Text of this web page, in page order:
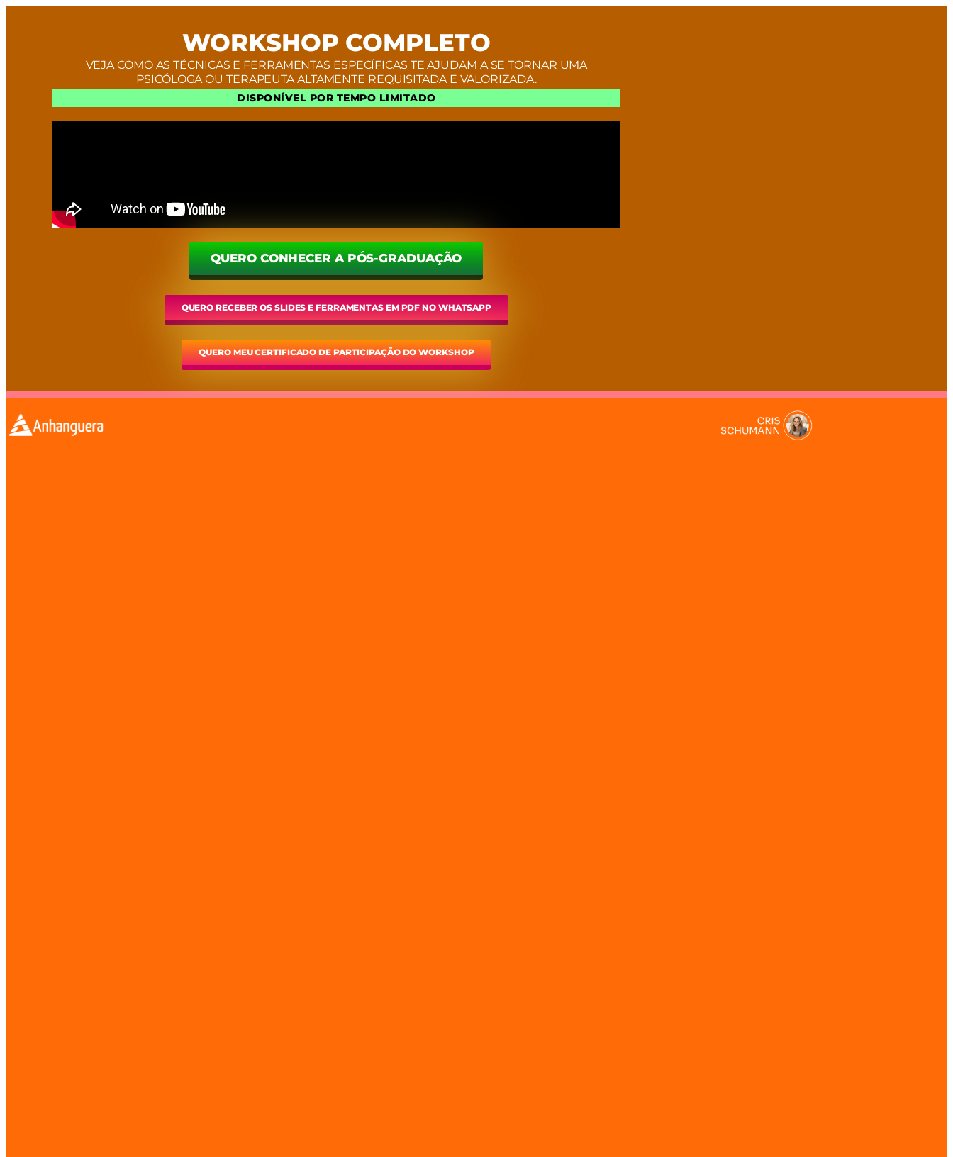
WORKSHOP COMPLETO
VEJA COMO AS TÉCNICAS E FERRAMENTAS ESPECÍFICAS TE AJUDAM A SE TORNAR UMA
PSICÓLOGA OU TERAPEUTA ALTAMENTE REQUISITADA E VALORIZADA.
DISPONÍVEL POR TEMPO LIMITADO
QUERO CONHECER A PÓS-GRADUAÇÃO
QUERO RECEBER OS SLIDES E FERRAMENTAS EM PDF NO WHATSAPP
QUERO MEU CERTIFICADO DE PARTICIPAÇÃO DO WORKSHOP